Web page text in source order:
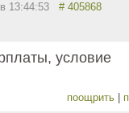
13:44:53 # 405868
условие
поощрить